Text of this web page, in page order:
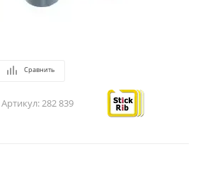
Сравнить
Артикул:282 839